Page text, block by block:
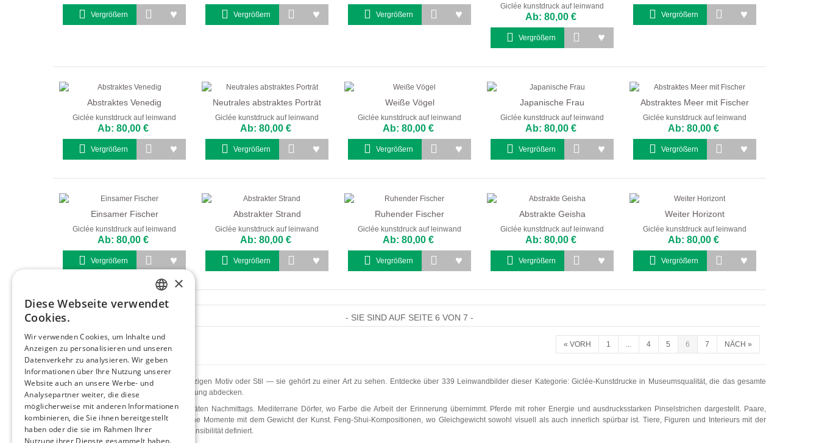
Vergrößern Vergrößern Vergrößern
Giclée kunstdruck auf leinwand
Ab: 80,00 €
Vergrößern
Vergrößern
Abstraktes Venedig
Giclée kunstdruck auf leinwand
Ab: 80,00 €
Vergrößern
Neutrales abstraktes Porträt
Giclée kunstdruck auf leinwand
Ab: 80,00 €
Vergrößern
Weiße Vögel
Giclée kunstdruck auf leinwand
Ab: 80,00 €
Vergrößern
Japanische Frau
Giclée kunstdruck auf leinwand
Ab: 80,00 €
Vergrößern
Abstraktes Meer mit Fischer
Giclée kunstdruck auf leinwand
Ab: 80,00 €
Vergrößern
Einsamer Fischer
Giclée kunstdruck auf leinwand
Ab: 80,00 €
Vergrößern
Abstrakter Strand
Giclée kunstdruck auf leinwand
Ab: 80,00 €
Vergrößern
Ruhender Fischer
Giclée kunstdruck auf leinwand
Ab: 80,00 €
Vergrößern
Abstrakte Geisha
Giclée kunstdruck auf leinwand
Ab: 80,00 €
Vergrößern
Weiter Horizont
Giclée kunstdruck auf leinwand
Ab: 80,00 €
Vergrößern
- SIE SIND AUF SEITE 6 VON 7 -
« VORH 1 ... 4 5 6 7 NÄCH »
Moderne Kunst gehört nicht zu einem einzigen Motiv oder Stil — sie gehört zu einer Art zu sehen. Entdecke über 339 Leinwandbilder dieser Kategorie: Giclée-Kunstdrucke in Museumsqualität, die das gesamte
Spektrum zeitgenössischer visueller Erfahrung abdecken.
Stadtstraßen im besonderen Licht des späten Nachmittags. Mediterrane Dörfer, wo Farbe die Arbeit der Erinnerung übernimmt. Pferde mit roher Energie und ausdrucksstarken Pinselstrichen dargestellt. Paare,
Musiker, Kaffeehausszenen — menschliche Momente mit dem Gewicht der Kunst. Feng-Shui-Kompositionen, wo Gleichgewicht sowohl visuell als auch innerlich spürbar ist. Tiere, Figuren und Interieurs mit der
Direktheit wiedergegeben, die moderne Sensibilität definiert.
ENGLISH
GERMAN
FRENCH
×
Diese Webseite verwendet
Cookies.
Wir verwenden Cookies, um Inhalte und
Anzeigen zu personalisieren und unseren
Datenverkehr zu analysieren. Wir geben
Informationen über Ihre Nutzung unserer
Website auch an unsere Werbe- und
Analysepartner weiter, die diese
möglicherweise mit anderen Informationen
kombinieren, die Sie ihnen bereitgestellt
haben oder die sie im Rahmen Ihrer
Nutzung ihrer Dienste gesammelt haben.